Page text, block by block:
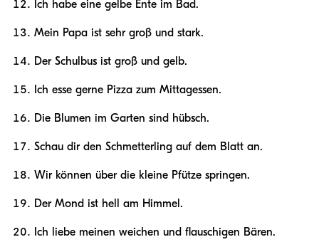
Ich habe eine gelbe Ente im Bad.
Mein Papa ist sehr groß und stark.
Der Schulbus ist groß und gelb.
Ich esse gerne Pizza zum Mittagessen.
Die Blumen im Garten sind hübsch.
Schau dir den Schmetterling auf dem Blatt an.
Wir können über die kleine Pfütze springen.
Der Mond ist hell am Himmel.
Ich liebe meinen weichen und flauschigen Bären.